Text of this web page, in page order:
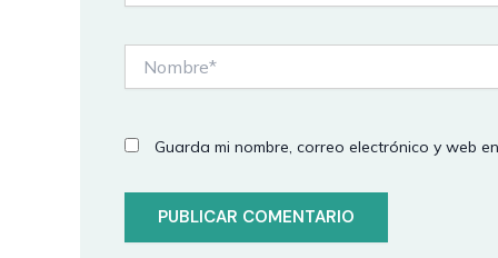
Guarda mi nombre, correo electrónico y web